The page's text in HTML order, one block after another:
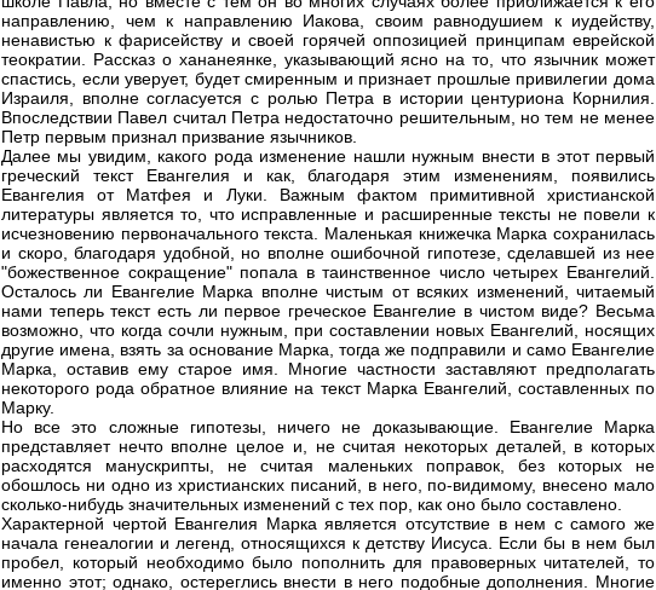
направлению, чем к направлению Иакова, своим равнодушием к иудейству,
ненавистью к фарисейству и своей горячей оппозицией принципам еврейской
теократии. Рассказ о хананеянке, указывающий ясно на то, что язычник может
спастись, если уверует, будет смиренным и признает прошлые привилегии дома
Израиля, вполне согласуется с ролью Петра в истории центуриона Корнилия.
Впоследствии Павел считал Петра недостаточно решительным, но тем не менее
Петр первым признал призвание язычников.
Далее мы увидим, какого рода изменение нашли нужным внести в этот первый
греческий текст Евангелия и как, благодаря этим изменениям, появились
Евангелия от Матфея и Луки. Важным фактом примитивной христианской
литературы является то, что исправленные и расширенные тексты не повели к
исчезновению первоначального текста. Маленькая книжечка Марка сохранилась
и скоро, благодаря удобной, но вполне ошибочной гипотезе, сделавшей из нее
"божественное сокращение" попала в таинственное число четырех Евангелий.
Осталось ли Евангелие Марка вполне чистым от всяких изменений, читаемый
нами теперь текст есть ли первое греческое Евангелие в чистом виде? Весьма
возможно, что когда сочли нужным, при составлении новых Евангелий, носящих
другие имена, взять за основание Марка, тогда же подправили и само Евангелие
Марка, оставив ему старое имя. Многие частности заставляют предполагать
некоторого рода обратное влияние на текст Марка Евангелий, составленных по
Марку.
Но все это сложные гипотезы, ничего не доказывающие. Евангелие Марка
представляет нечто вполне целое и, не считая некоторых деталей, в которых
расходятся манускрипты, не считая маленьких поправок, без которых не
обошлось ни одно из христианских писаний, в него, по-видимому, внесено мало
сколько-нибудь значительных изменений с тех пор, как оно было составлено.
Характерной чертой Евангелия Марка является отсутствие в нем с самого же
начала генеалогии и легенд, относящихся к детству Иисуса. Если бы в нем был
пробел, который необходимо было пополнить для правоверных читателей, то
именно этот; однако, остереглись внести в него подобные дополнения. Многие